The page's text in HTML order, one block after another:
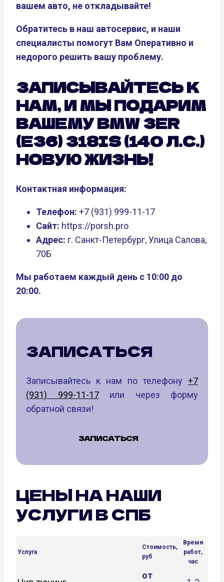
вашем авто, не откладывайте!
Обратитесь в наш автосервис, и наши
специалисты помогут Вам Оперативно и
недорого решить вашу проблему.
ЗАПИСЫВАЙТЕСЬ К
НАМ, И МЫ ПОДАРИМ
ВАШЕМУ BMW 3ER
(E36) 318IS (140 Л.С.)
НОВУЮ ЖИЗНЬ!
Контактная информация:
Телефон: +7 (931) 999-11-17
Сайт: https://porsh.pro
Адрес: г. Санкт-Петербург, Улица Салова,
70Б
Мы работаем каждый день с 10:00 до
20:00.
ЗАПИСАТЬСЯ
Записывайтесь к нам по телефону +7
(931) 999-11-17или через форму
обратной связи!
ЗАПИСАТЬСЯ
ЦЕНЫ НА НАШИ
УСЛУГИ В СПБ
Услуга
Стоимость,
руб
Время
работ,
час
от